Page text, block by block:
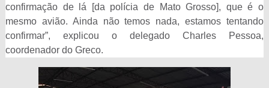
confirmação de lá [da polícia de Mato Grosso], que é o
mesmo avião. Ainda não temos nada, estamos tentando
confirmar”, explicou o delegado Charles Pessoa,
coordenador do Greco.